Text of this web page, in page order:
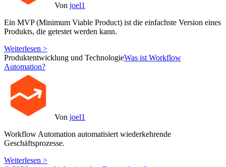
Von joel1
Ein MVP (Minimum Viable Product) ist die einfachste Version eines
Produkts, die getestet werden kann.
Weiterlesen >
Produktentwicklung und TechnologieWas ist Workflow
Automation?
Von joel1
Workflow Automation automatisiert wiederkehrende
Geschäftsprozesse.
Weiterlesen >